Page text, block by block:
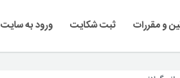
و مقررات ثبت شکایت ورود به سایت